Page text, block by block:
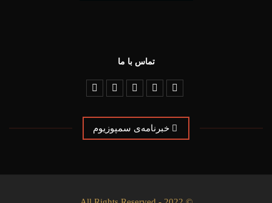
تماس با ما
خبرنامه‌ی سمپوزیوم